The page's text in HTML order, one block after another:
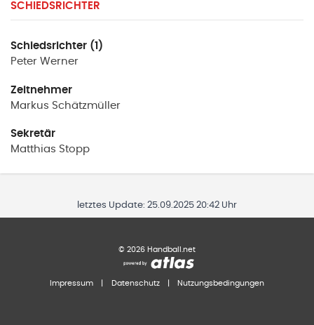
SCHIEDSRICHTER
Schiedsrichter (1)
Peter Werner
Zeitnehmer
Markus Schätzmüller
Sekretär
Matthias Stopp
letztes Update: 25.09.2025 20:42 Uhr
© 2026 Handball.net
Impressum Datenschutz Nutzungsbedingungen